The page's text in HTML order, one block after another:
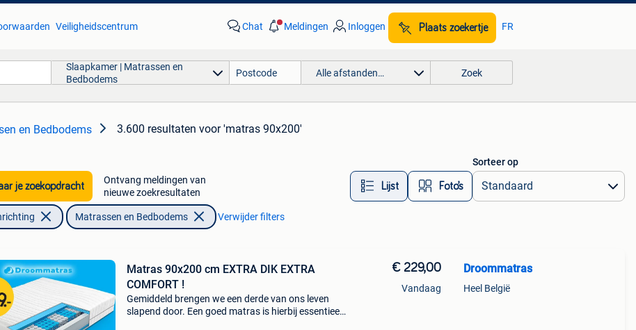
Veiligheidscentrum Chat Meldingen Inloggen Plaats zoekertje FR
Slaapkamer | Matrassen en
Bedbodems
Alle afstanden… Zoek
en Bedbodems 3.600 resultaten voor 'matras 90x200'
je zoekopdracht
Ontvang meldingen van
nieuwe zoekresultaten
Lijst Foto’s
Sorteer op
Matrassen en Bedbodems Verwijder filters
Matras 90x200 cm EXTRA DIK EXTRA
COMFORT !
Gemiddeld brengen we een derde van ons leven
slapend door. Een goed matras is hierbij essentieel
€ 229,00
Vandaag
Droommatras
Heel België